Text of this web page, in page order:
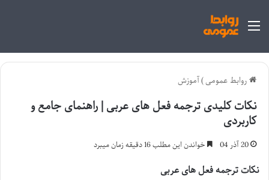
منو
روابط عمومی)آموزش
نکات کلیدی ترجمه فعل های عربی | راهنمای جامع و
کاربردی
20 آذر 04 خواندن این مطلب 16 دقیقه زمان میبرد
نکات ترجمه فعل های عربی